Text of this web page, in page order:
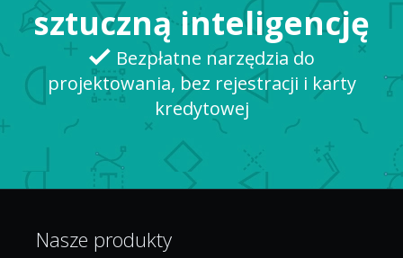
sztuczną inteligencję
Bezpłatne narzędzia do
projektowania, bez rejestracji i karty
kredytowej
Nasze produkty